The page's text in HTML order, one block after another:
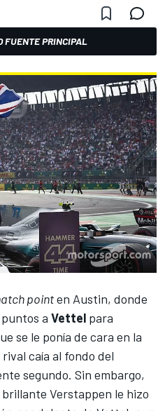
FUENTE PRINCIPAL
pointen Austin, donde
a Vettel para
se le ponía de cara en la
caía al fondo del
segundo. Sin embargo,
brillante Verstappen le hizo